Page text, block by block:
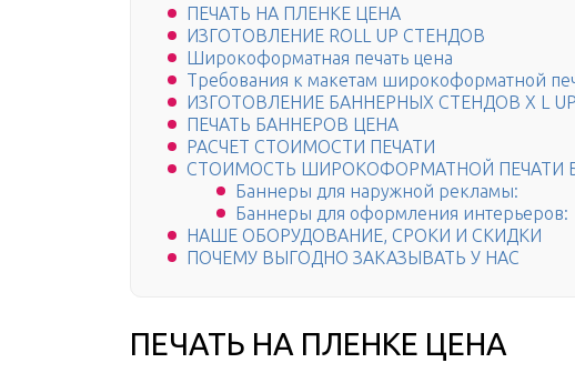
ПЕЧАТЬ НА ПЛЕНКЕ ЦЕНА
ИЗГОТОВЛЕНИЕ ROLL UP СТЕНДОВ
Широкоформатная печать цена
Требования к макетам широкоформатной
ИЗГОТОВЛЕНИЕ БАННЕРНЫХ СТЕНДОВ X L UP
ПЕЧАТЬ БАННЕРОВ ЦЕНА
РАСЧЕТ СТОИМОСТИ ПЕЧАТИ
СТОИМОСТЬ ШИРОКОФОРМАТНОЙ ПЕЧАТИ
Баннеры для наружной рекламы:
Баннеры для оформления интерьеров:
НАШЕ ОБОРУДОВАНИЕ, СРОКИ И СКИДКИ
ПОЧЕМУ ВЫГОДНО ЗАКАЗЫВАТЬ У НАС
ПЕЧАТЬ НА ПЛЕНКЕ ЦЕНА